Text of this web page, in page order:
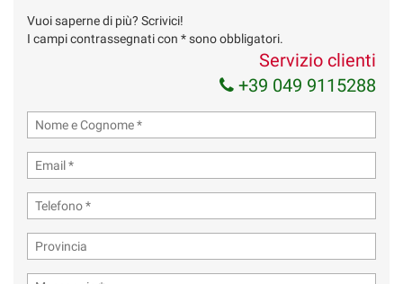
Invia la tua richiesta
Vuoi saperne di più? Scrivici!
I campi contrassegnati con * sono obbligatori.
Servizio clienti
+39 049 9115288